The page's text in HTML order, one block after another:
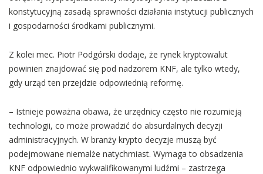
konstytucyjną zasadą sprawności działania instytucji publicznych
i gospodarności środkami publicznymi.
Z kolei mec. Piotr Podgórski dodaje, że rynek kryptowalut
powinien znajdować się pod nadzorem KNF, ale tylko wtedy,
gdy urząd ten przejdzie odpowiednią reformę.
– Istnieje poważna obawa, że urzędnicy często nie rozumieją
technologii, co może prowadzić do absurdalnych decyzji
administracyjnych. W branży krypto decyzje muszą być
podejmowane niemalże natychmiast. Wymaga to obsadzenia
KNF odpowiednio wykwalifikowanymi ludźmi – zastrzega